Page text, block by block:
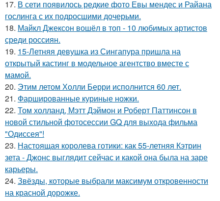
17. В сети появилось редкие фото Евы мендес и Райана
гослинга с их подросшими дочерьми.
18. Майкл Джексон вошёл в топ - 10 любимых артистов
среди россиян.
19. 15-Летняя девушка из Сингапура пришла на
открытый кастинг в модельное агентство вместе с
мамой.
20. Этим летом Холли Берри исполнится 60 лет.
21. Фаршированные куриные ножки.
22. Том холланд, Мэтт Дэймон и Роберт Паттинсон в
новой стильной фотосессии GQ для выхода фильма
"Одиссея"!
23. Настоящая королева готики: как 55-летняя Кэтрин
зета - Джонс выглядит сейчас и какой она была на заре
карьеры.
24. Звёзды, которые выбрали максимум откровенности
на красной дорожке.